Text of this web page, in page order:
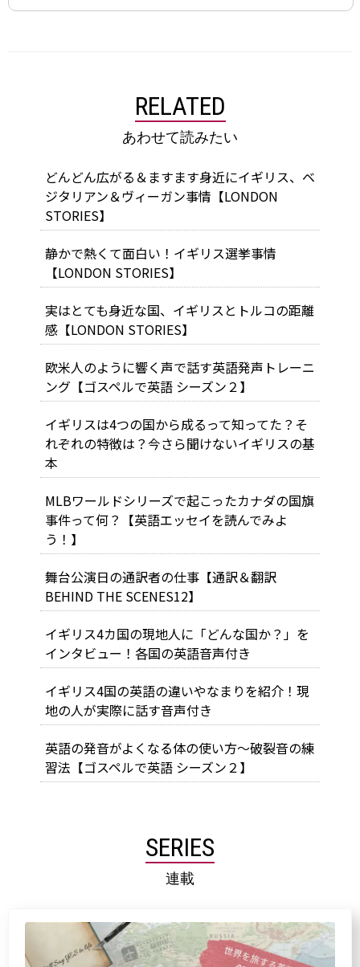
RELATED
あわせて読みたい
どんどん広がる＆ますます身近に――イギリス、ベ
ジタリアン＆ヴィーガン事情【LONDON
STORIES】
静かで熱くて面白い！イギリス選挙事情
【LONDON STORIES】
実はとても身近な国、イギリスとトルコの距離
感【LONDON STORIES】
欧米人のように響く声で話す英語発声トレーニ
ング【ゴスペルで英語 シーズン２】
イギリスは4つの国から成るって知ってた？そ
れぞれの特徴は？今さら聞けないイギリスの基
本
MLBワールドシリーズで起こったカナダの国旗
事件って何？【英語エッセイを読んでみよ
う！】
舞台公演日の通訳者の仕事【通訳＆翻訳
BEHIND THE SCENES12】
イギリス4カ国の現地人に「どんな国か？」を
インタビュー！各国の英語音声付き
イギリス4国の英語の違いやなまりを紹介！現
地の人が実際に話す音声付き
英語の発音がよくなる体の使い方～破裂音の練
習法【ゴスペルで英語 シーズン２】
SERIES
連載